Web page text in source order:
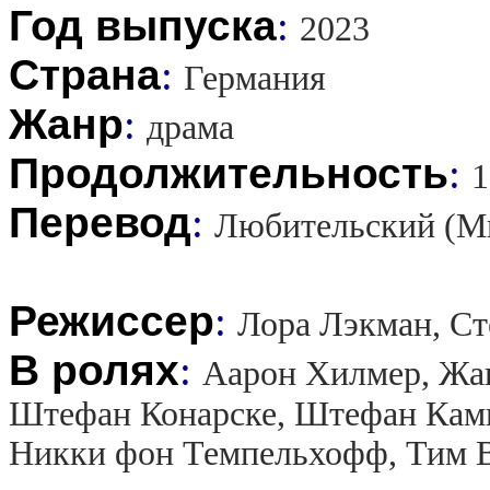
Год выпуска: 2023
Страна: Германия
Жанр: драма
Продолжительность:
Перевод: Любительский
Режиссер: Лора Лэкман,
В ролях: Аарон Хилмер,
Штефан Конарске, Штефан
Никки фон Темпельхофф, Тим